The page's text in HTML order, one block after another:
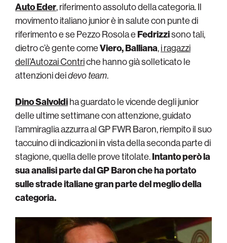
Auto Eder, riferimento assoluto della categoria. Il
movimento italiano junior è in salute con punte di
riferimento e se Pezzo Rosola eFedrizzisono tali,
dietro c’è gente comeViero, Balliana,i ragazzi
dell’Autozai Contriche hanno già solleticato le
attenzioni deidevo team.
Dino Salvoldiha guardato le vicende degli junior
delle ultime settimane con attenzione, guidato
l’ammiraglia azzurra al GP FWR Baron, riempito il suo
taccuino di indicazioni in vista della seconda parte di
stagione, quella delle prove titolate.Intanto però la
sua analisi parte dal GP Baron che ha portato
sulle strade italiane gran parte del meglio della
categoria.